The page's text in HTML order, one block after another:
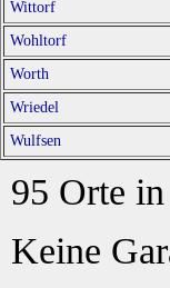
Wittorf
Wohltorf
Worth
Wriedel
Wulfsen
95 Orte
Keine